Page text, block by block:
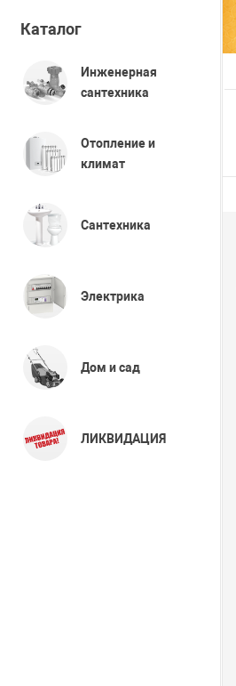
Каталог
Инженерная
сантехника
Отопление и
климат
Сантехника
Электрика
Дом и сад
ЛИКВИДАЦИЯ